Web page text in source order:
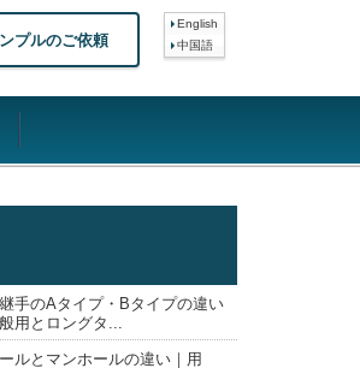
プルのご依頼
English
中国語
手のAタイプ・Bタイプの違い
用とロングタ...
ルとマンホールの違い｜用